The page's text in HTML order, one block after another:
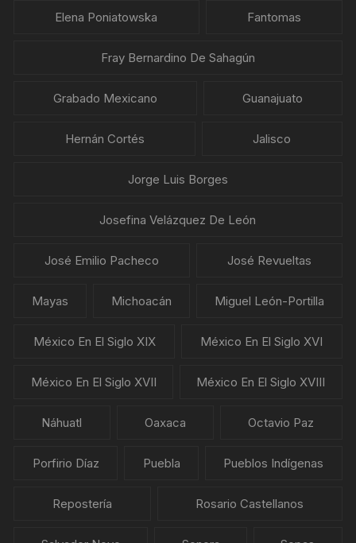
Elena Poniatowska Fantomas
Fray Bernardino De Sahagún
Grabado Mexicano Guanajuato
Hernán Cortés Jalisco
Jorge Luis Borges
Josefina Velázquez De León
José Emilio Pacheco José Revueltas
Mayas Michoacán Miguel León-Portilla
México En El Siglo XIX México En El Siglo XVI
México En El Siglo XVII México En El Siglo XVIII
Náhuatl Oaxaca Octavio Paz
Porfirio Díaz Puebla Pueblos Indígenas
Repostería Rosario Castellanos